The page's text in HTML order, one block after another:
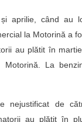
aprilie, când au
la Motorină a
au plătit în
La
nejustificat de
au plătit în